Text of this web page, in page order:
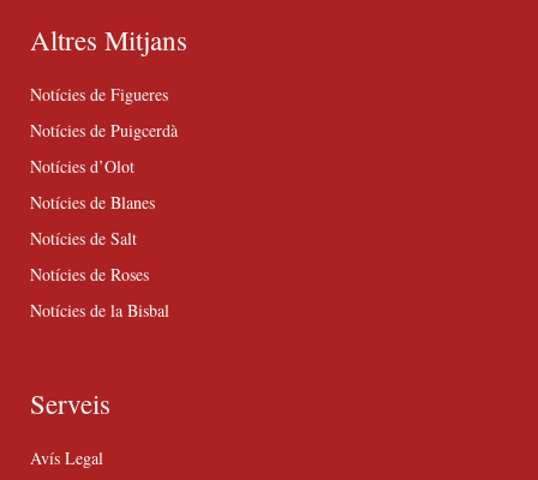
Altres Mitjans
Notícies de Figueres
Notícies de Puigcerdà
Notícies d’Olot
Notícies de Blanes
Notícies de Salt
Notícies de Roses
Notícies de la Bisbal
Serveis
Avís Legal